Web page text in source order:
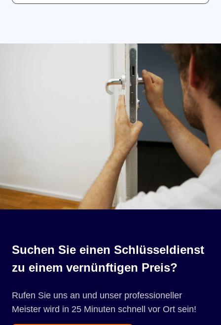
Suchen Sie einen Schlüsseldienst
zu einem vernünftigen Preis?
Rufen Sie uns an und unser professioneller
Meister wird in 25 Minuten schnell vor Ort sein!